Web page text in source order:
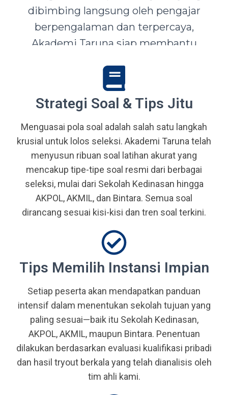
dibimbing langsung oleh pengajar
berpengalaman dan terpercaya,
Akademi Taruna siap membantu
mewujudkan impian menjadi Taruna,
Abdi Negara, serta prajurit terbaik
bangsa.
Strategi Soal & Tips Jitu
Menguasai pola soal adalah salah satu langkah
krusial untuk lolos seleksi. Akademi Taruna telah
menyusun ribuan soal latihan akurat yang
mencakup tipe-tipe soal resmi dari berbagai
seleksi, mulai dari Sekolah Kedinasan hingga
AKPOL, AKMIL, dan Bintara. Semua soal
dirancang sesuai kisi-kisi dan tren soal terkini.
Tips Memilih Instansi Impian
Setiap peserta akan mendapatkan panduan
intensif dalam menentukan sekolah tujuan yang
paling sesuai—baik itu Sekolah Kedinasan,
AKPOL, AKMIL, maupun Bintara. Penentuan
dilakukan berdasarkan evaluasi kualifikasi pribadi
dan hasil tryout berkala yang telah dianalisis oleh
tim ahli kami.